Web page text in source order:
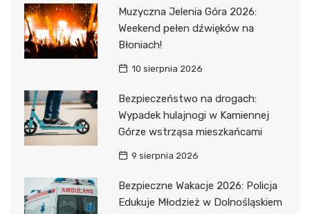
Muzyczna Jelenia Góra 2026:
Weekend pełen dźwięków na
Błoniach!
10 sierpnia 2026
Bezpieczeństwo na drogach:
Wypadek hulajnogi w Kamiennej
Górze wstrząsa mieszkańcami
9 sierpnia 2026
Bezpieczne Wakacje 2026: Policja
Edukuje Młodzież w Dolnośląskiem